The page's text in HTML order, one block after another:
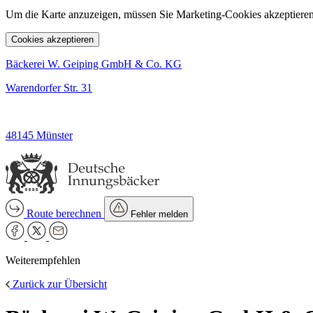
Um die Karte anzuzeigen, müssen Sie Marketing-Cookies
Cookies akzeptieren
Bäckerei W. Geiping GmbH & Co. KG
Warendorfer Str. 31
48145 Münster
Route berechnen Fehler melden
Weiterempfehlen
Zurück zur Übersicht